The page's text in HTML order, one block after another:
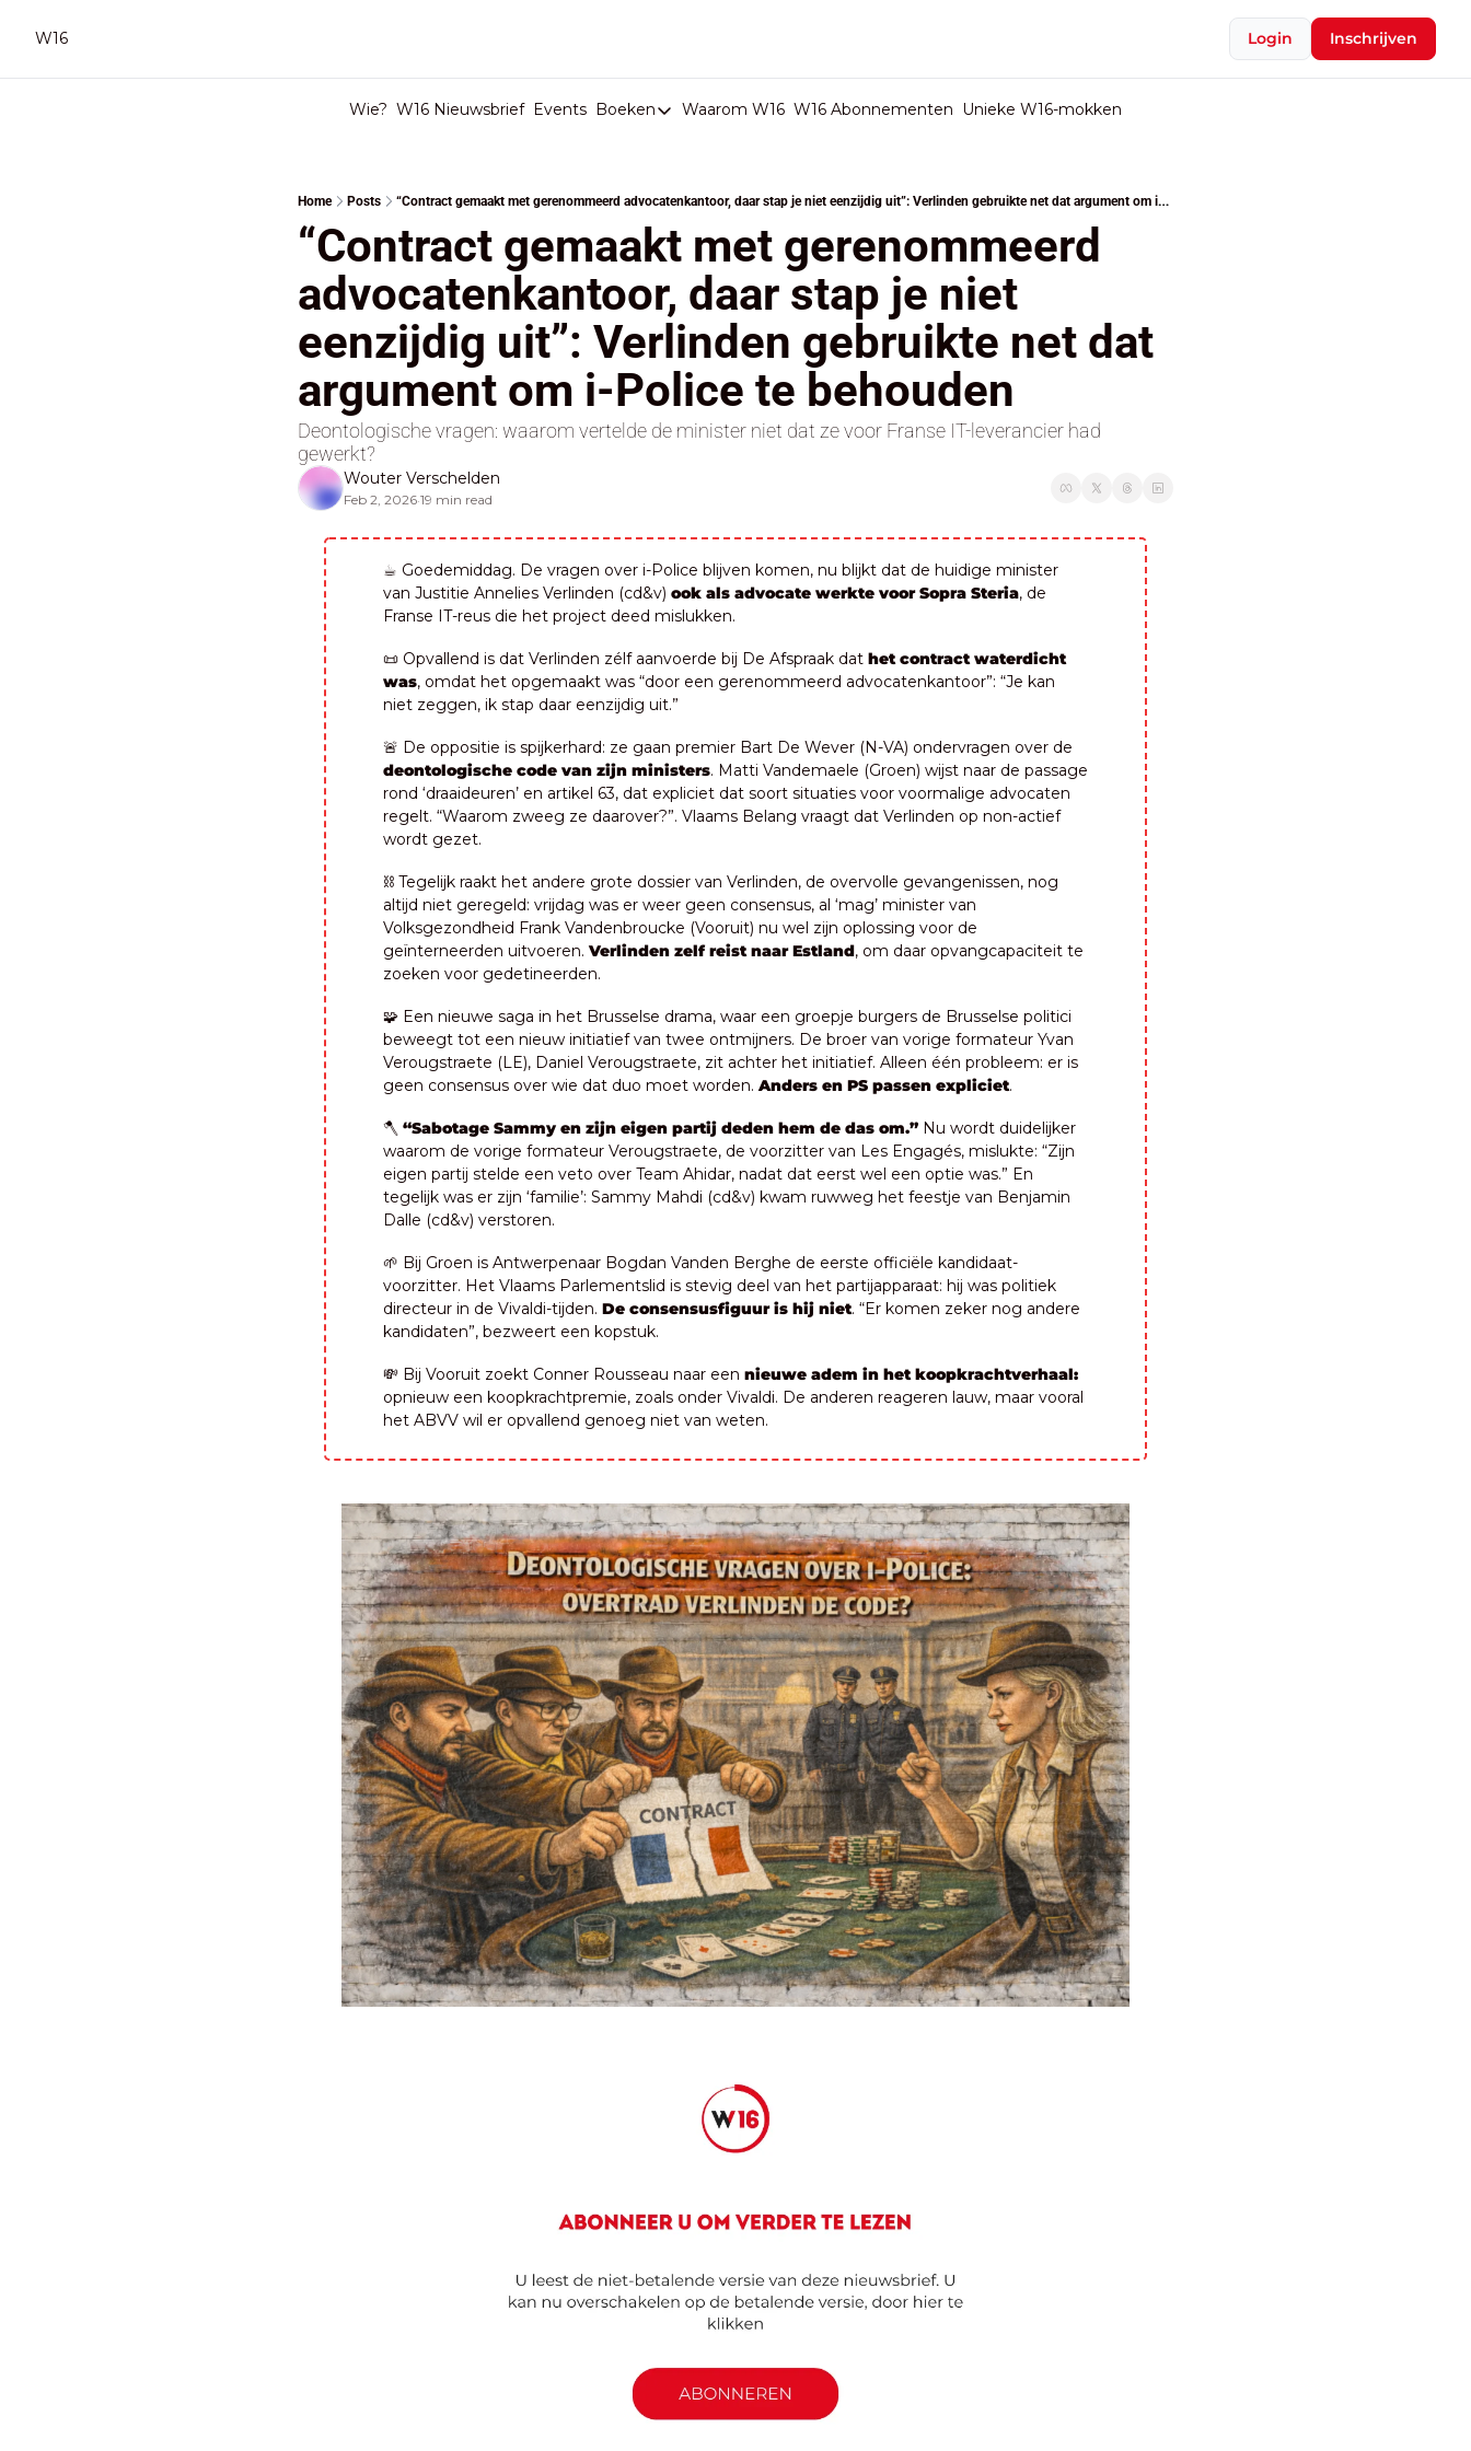
W16 Login Inschrijven
Wie? W16 Nieuwsbrief Events Boeken
Boeken
Boeken
Stop de Persen
Het Merk België
De Doodgravers van België
Bpost Hold-up
Waarom W16 W16 Abonnementen Unieke W16-mokken
Home Posts “Contract gemaakt met gerenommeerd advocatenkantoor, daar stap je niet eenzijdig uit”: Verlinden gebruikte net dat argument om i-Police te behouden
“Contract gemaakt met gerenommeerd
advocatenkantoor, daar stap je niet
eenzijdig uit”: Verlinden gebruikte net dat
argument om i-Police te behouden
Deontologische vragen: waarom vertelde de minister niet dat ze voor Franse IT-leverancier had
gewerkt?
Wouter Verschelden
Feb 2, 2026•19 min read
☕ Goedemiddag. De vragen over i-Police blijven komen, nu blijkt dat de huidige minister
van Justitie Annelies Verlinden (cd&v) ook als advocate werkte voor Sopra Steria, de
Franse IT-reus die het project deed mislukken.
📜 Opvallend is dat Verlinden zélf aanvoerde bij De Afspraak dat het contract waterdicht
was, omdat het opgemaakt was “door een gerenommeerd advocatenkantoor”: “Je kan
niet zeggen, ik stap daar eenzijdig uit.”
🚨
deontologische code van zijn ministers. Matti Vandemaele (Groen) wijst naar de passage
rond ‘draaideuren’ en artikel 63, dat expliciet dat soort situaties voor voormalige advocaten
regelt. “Waarom zweeg ze daarover?”. Vlaams Belang vraagt dat Verlinden op non-actief
wordt gezet.
⛓️ Tegelijk raakt het andere grote dossier van Verlinden, de overvolle gevangenissen, nog
altijd niet geregeld: vrijdag was er weer geen consensus, al ‘mag’ minister van
Volksgezondheid Frank Vandenbroucke (Vooruit) nu wel zijn oplossing voor de
geïnterneerden uitvoeren. Verlinden zelf reist naar Estland, om daar opvangcapaciteit te
zoeken voor gedetineerden.
🧩 Een nieuwe saga in het Brusselse drama, waar een groepje burgers de Brusselse politici
beweegt tot een nieuw initiatief van twee ontmijners. De broer van vorige formateur Yvan
Verougstraete (LE), Daniel Verougstraete, zit achter het initiatief. Alleen één probleem: er is
geen consensus over wie dat duo moet worden. Anders en PS passen expliciet.
🪓 “Sabotage Sammy en zijn eigen partij deden hem de das om.” Nu wordt duidelijker
waarom de vorige formateur Verougstraete, de voorzitter van Les Engagés, mislukte: “Zijn
eigen partij stelde een veto over Team Ahidar, nadat dat eerst wel een optie was.” En
tegelijk was er zijn ‘familie’: Sammy Mahdi (cd&v) kwam ruwweg het feestje van Benjamin
Dalle (cd&v) verstoren.
🌱 Bij Groen is Antwerpenaar Bogdan Vanden Berghe de eerste officiële kandidaat-
voorzitter. Het Vlaams Parlementslid is stevig deel van het partijapparaat: hij was politiek
directeur in de Vivaldi-tijden. De consensusfiguur is hij niet. “Er komen zeker nog andere
kandidaten”, bezweert een kopstuk.
💸 Bij Vooruit zoekt Conner Rousseau naar een nieuwe adem in het koopkrachtverhaal:
opnieuw een koopkrachtpremie, zoals onder Vivaldi. De anderen reageren lauw, maar vooral
het ABVV wil er opvallend genoeg niet van weten.